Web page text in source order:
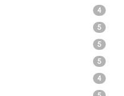
4
5
5
5
4